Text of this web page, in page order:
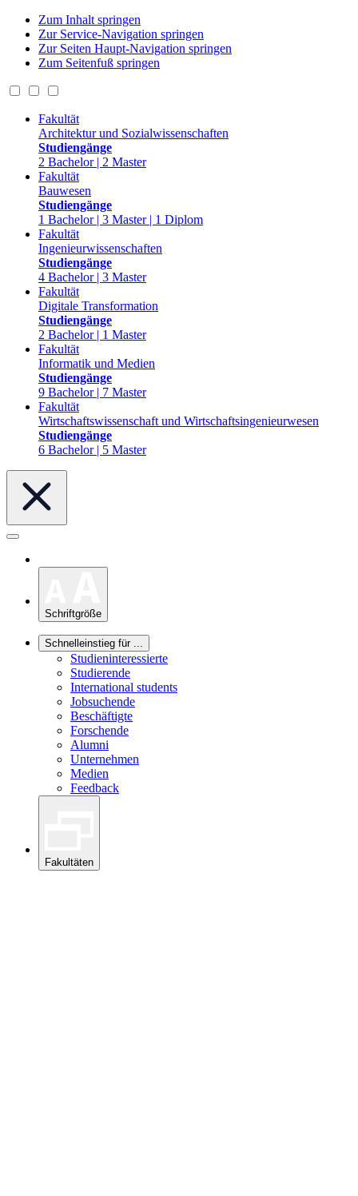
Zum Inhalt springen
Zur Service-Navigation springen
Zur Seiten Haupt-Navigation springen
Zum Seitenfuß springen
Fakultät
Architektur und Sozialwissenschaften
Studiengänge
2 Bachelor | 2 Master
Fakultät
Bauwesen
Studiengänge
1 Bachelor | 3 Master | 1 Diplom
Fakultät
Ingenieurwissenschaften
Studiengänge
4 Bachelor | 3 Master
Fakultät
Digitale Transformation
Studiengänge
2 Bachelor | 1 Master
Fakultät
Informatik und Medien
Studiengänge
9 Bachelor | 7 Master
Fakultät
Wirtschaftswissenschaft und Wirtschaftsingenieurwesen
Studiengänge
6 Bachelor | 5 Master
Schriftgröße
Schnelleinstieg für ...
Studieninteressierte
Studierende
International students
Jobsuchende
Beschäftigte
Forschende
Alumni
Unternehmen
Medien
Feedback
Fakultäten